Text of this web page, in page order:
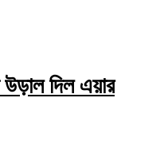
উড়াল দিল এয়ার